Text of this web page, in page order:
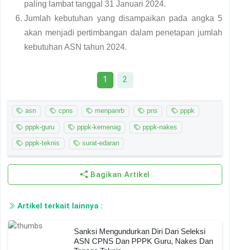
paling lambat tanggal 31 Januari 2024.
Jumlah kebutuhan yang disampaikan pada angka 5
akan menjadi pertimbangan dalam penetapan jumlah
kebutuhan ASN tahun 2024.
1 2
asn cpns menpanrb pns pppk
pppk-guru pppk-kemenag pppk-nakes
pppk-teknis surat-edaran
Bagikan Artikel
Artikel terkait lainnya :
Sanksi Mengundurkan Diri Dari Seleksi
ASN CPNS Dan PPPK Guru, Nakes Dan